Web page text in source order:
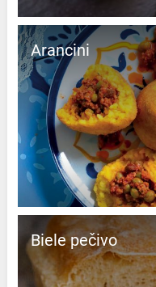
Arancini
Biele pečivo